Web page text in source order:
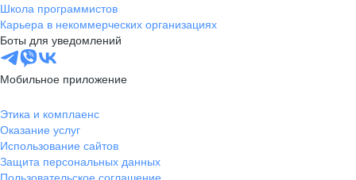
Школа программистов
Карьера в некоммерческих организациях
Боты для уведомлений
Мобильное приложение
Этика и комплаенс
Оказание услуг
Использование сайтов
Защита персональных данных